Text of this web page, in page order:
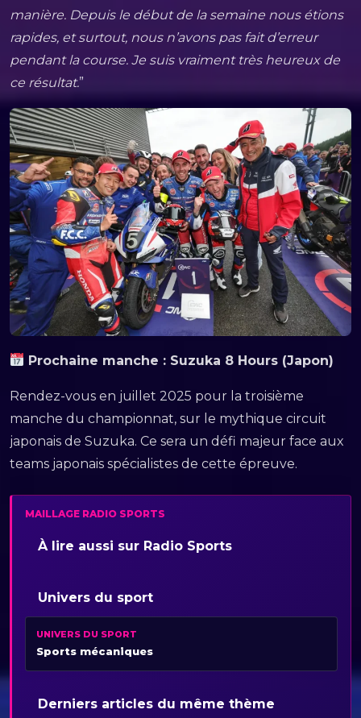
manière. Depuis le début de la semaine nous étions
rapides, et surtout, nous n’avons pas fait d’erreur
pendant la course. Je suis vraiment très heureux de
ce résultat.”
Prochaine manche : Suzuka 8 Hours (Japon)
Rendez-vous en juillet 2025 pour la troisième
manche du championnat, sur le mythique circuit
japonais de Suzuka. Ce sera un défi majeur face aux
teams japonais spécialistes de cette épreuve.
MAILLAGE RADIO SPORTS
À lire aussi sur Radio Sports
Univers du sport
UNIVERS DU SPORT
Sports mécaniques
Derniers articles du même thème